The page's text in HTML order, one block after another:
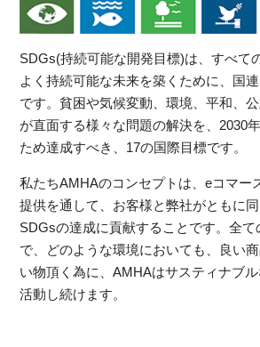
SDGs(持続可能な開発目標)は、すべて
よく持続可能な未来を築くために、国
です。貧困や気候変動、環境、平和、
が直面する様々な問題の解決を、2030
ため達成すべき、17の国際目標です。
私たちAMHAのコンセプトは、eコマー
提供を通して、お客様と弊社がともに同
SDGsの達成に貢献することです。全
で、どのような環境においても、良い
い物頂く為に、AMHAはサスティナブ
活動し続けます。